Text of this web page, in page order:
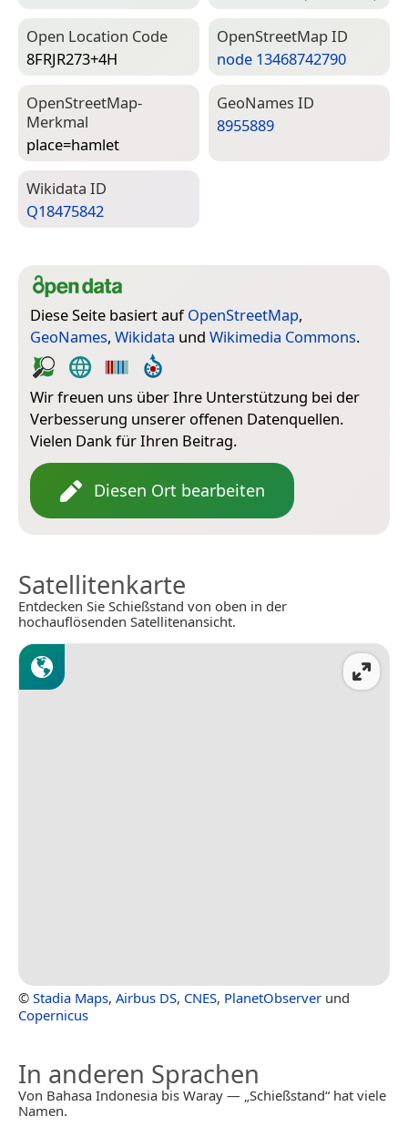
Open Location Code
8FRJR273+4H
Open­Street­Map ID
node 13468742790
Open­Street­Map-
Merkmal
place=­hamlet
Geo­Names ID
8955889
Wiki­data ID
Q18475842
Diese Seite basiert aufOpenStreetMap,
GeoNames, Wikidata und Wikimedia Commons.
Wir freuen uns über Ihre Unterstützung bei der
Verbesserung unserer offenen Datenquellen.
Vielen Dank für Ihren Beitrag.
Diesen Ort bearbeiten
Satellitenkarte
Entdecken Sie Schießstand von oben in der
hochauflösenden Satellitenansicht.
© Stadia Maps, Airbus DS, CNES, PlanetObserver und
Copernicus
In anderen Sprachen
Von Bahasa Indonesia bis Waray — „Schießstand“ hat viele
Namen.